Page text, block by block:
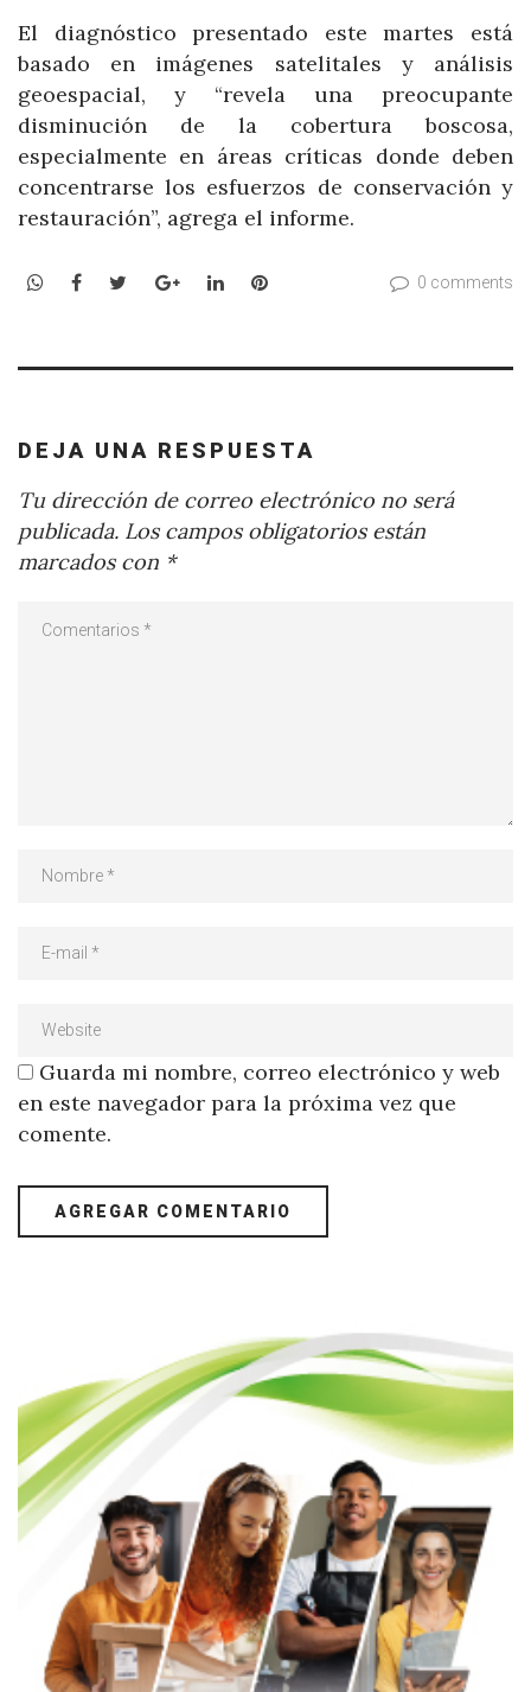
El diagnóstico presentado este martes está
basado en imágenes satelitales y análisis
geoespacial, y “revela una preocupante
disminución de la cobertura boscosa,
especialmente en áreas críticas donde deben
concentrarse los esfuerzos de conservación y
restauración”, agrega el informe.
WhatsApp
Facebook
TwitterGoogle+LinkedInPinterest 0 comments
DEJA UNA RESPUESTA
Tu dirección de correo electrónico no será
publicada. Los campos obligatorios están
marcados con *
Guarda mi nombre, correo electrónico y web
en este navegador para la próxima vez que
comente.